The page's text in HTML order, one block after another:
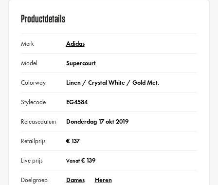
Productdetails
Merk Adidas
Model Supercourt
Colorway Linen / Crystal White / Gold Met.
Stylecode EG4584
Releasedatum Donderdag 17 okt 2019
Retailprijs € 137
Live prijs Vanaf€ 139
Doelgroep Dames Heren